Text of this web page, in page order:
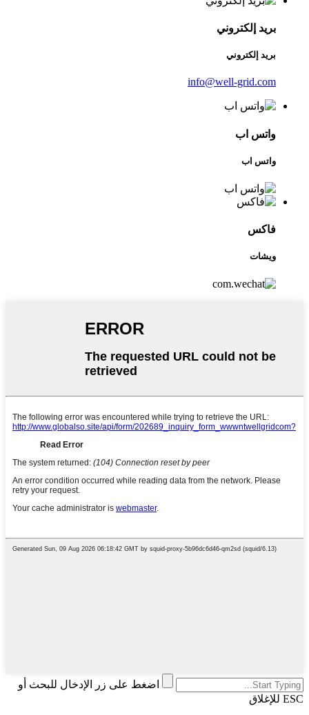
بريد إلكتروني
بريد إلكتروني
info@well-grid.com
واتس اب
واتس اب
فاكس
ويشات
اضغط على زر الإدخال للبحث أو
ESC للإغلاق